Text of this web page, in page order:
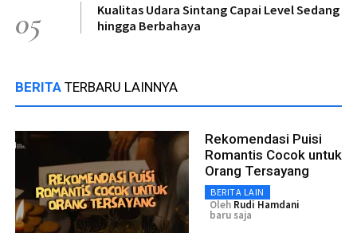
05
Kualitas Udara Sintang Capai Level Sedang
hingga Berbahaya
BERITA TERBARU LAINNYA
Rekomendasi Puisi
Romantis Cocok untuk
Orang Tersayang
BERITA LAIN
Oleh Rudi Hamdani
baru saja